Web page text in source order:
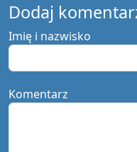
Dodaj
Imię i nazwisko
Komentarz